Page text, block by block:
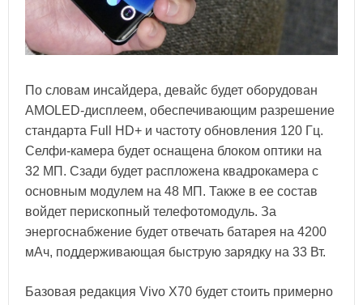
По словам инсайдера, девайс будет оборудован
AMOLED-дисплеем, обеспечивающим разрешение
стандарта Full HD+ и частоту обновления 120 Гц.
Селфи-камера будет оснащена блоком оптики на
32 МП. Сзади будет распложена квадрокамера с
основным модулем на 48 МП. Также в ее состав
войдет перископный телефотомодуль. За
энергоснабжение будет отвечать батарея на 4200
мАч, поддерживающая быструю зарядку на 33 Вт.
Базовая редакция Vivo X70 будет стоить примерно